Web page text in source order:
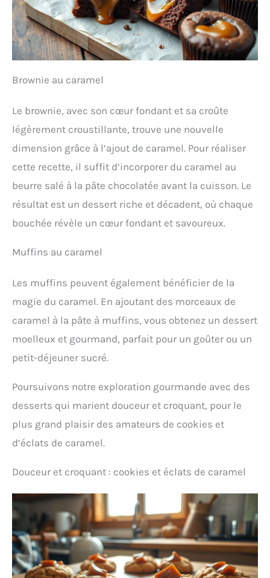
Brownie au caramel
Le brownie, avec son cœur fondant et sa croûte
légèrement croustillante, trouve une nouvelle
dimension grâce à l’ajout de caramel. Pour réaliser
cette recette, il suffit d’incorporer du caramel au
beurre salé à la pâte chocolatée avant la cuisson. Le
résultat est un dessert riche et décadent, où chaque
bouchée révèle un cœur fondant et savoureux.
Muffins au caramel
Les muffins peuvent également bénéficier de la
magie du caramel. En ajoutant des morceaux de
caramel à la pâte à muffins, vous obtenez un dessert
moelleux et gourmand, parfait pour un goûter ou un
petit-déjeuner sucré.
Poursuivons notre exploration gourmande avec des
desserts qui marient douceur et croquant, pour le
plus grand plaisir des amateurs de cookies et
d’éclats de caramel.
Douceur et croquant : cookies et éclats de caramel